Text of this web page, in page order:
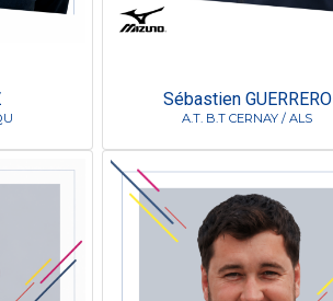
Sébastien GUERRERO
A.T. B.T CERNAY / ALS